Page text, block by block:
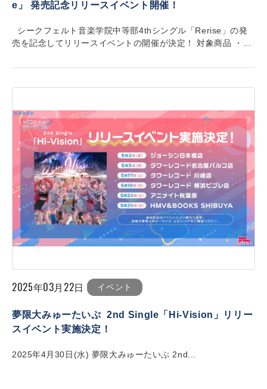
e」 発売記念リリースイベント開催！
シークフェルト音楽学院中等部4thシングル「Rerise」の発
売を記念してリリースイベントの開催が決定！ 対象商品 ・...
2025年03月22日 イベント
夢限大みゅーたいぷ 2nd Single「Hi-Vision」リリー
スイベント実施決定！
2025年4月30日(水) 夢限大みゅーたいぷ 2nd...